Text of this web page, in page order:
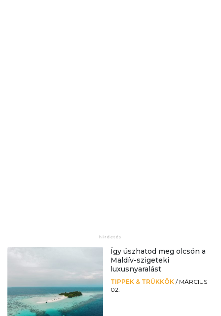
Így úszhatod meg olcsón a
Maldív-szigeteki
luxusnyaralást
TIPPEK & TRÜKKÖK / MÁRCIUS
02.